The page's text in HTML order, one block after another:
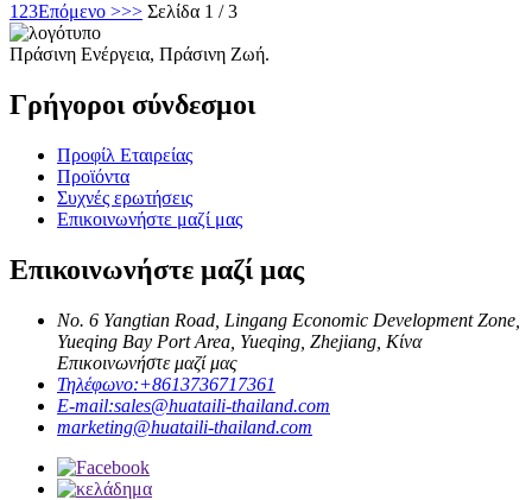
1 23Επόμενο >>> Σελίδα 1 / 3
Πράσινη Ενέργεια, Πράσινη Ζωή.
Γρήγοροι σύνδεσμοι
Προφίλ Εταιρείας
Προϊόντα
Συχνές ερωτήσεις
Επικοινωνήστε μαζί μας
Επικοινωνήστε μαζί μας
No. 6 Yangtian Road, Lingang Economic Development Zone,
Yueqing Bay Port Area, Yueqing, Zhejiang, Κίνα
Επικοινωνήστε μαζί μας
Τηλέφωνο:+8613736717361
E-mail:sales@huataili-thailand.com
marketing@huataili-thailand.com